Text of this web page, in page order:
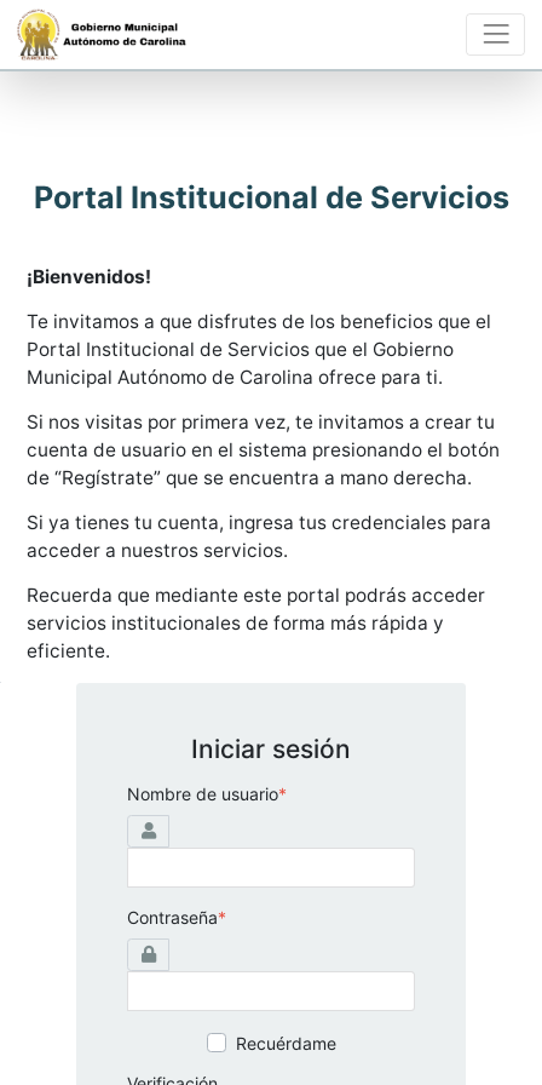
Portal Institucional de Servicios
¡Bienvenidos!
Te invitamos a que disfrutes de los beneficios que el
Portal Institucional de Servicios que el Gobierno
Municipal Autónomo de Carolina ofrece para ti.
Si nos visitas por primera vez, te invitamos a crear tu
cuenta de usuario en el sistema presionando el botón
de “Regístrate” que se encuentra a mano derecha.
Si ya tienes tu cuenta, ingresa tus credenciales para
acceder a nuestros servicios.
Recuerda que mediante este portal podrás acceder
servicios institucionales de forma más rápida y
eficiente.
Iniciar sesión
Nombre de usuario*
Contraseña*
Recuérdame